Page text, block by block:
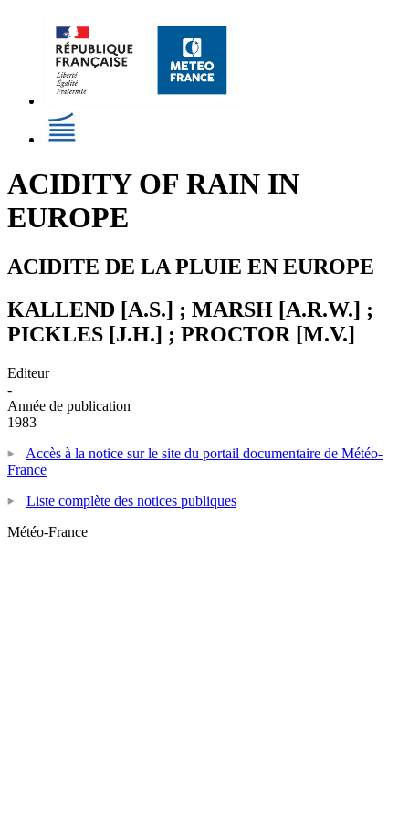
ACIDITY OF RAIN IN
EUROPE
ACIDITE DE LA PLUIE EN EUROPE
KALLEND [A.S.] ; MARSH [A.R.W.] ;
PICKLES [J.H.] ; PROCTOR [M.V.]
Editeur
-
Année de publication
1983
Accès à la notice sur le site du portail documentaire de Météo-
France
Liste complète des notices publiques
Météo-France